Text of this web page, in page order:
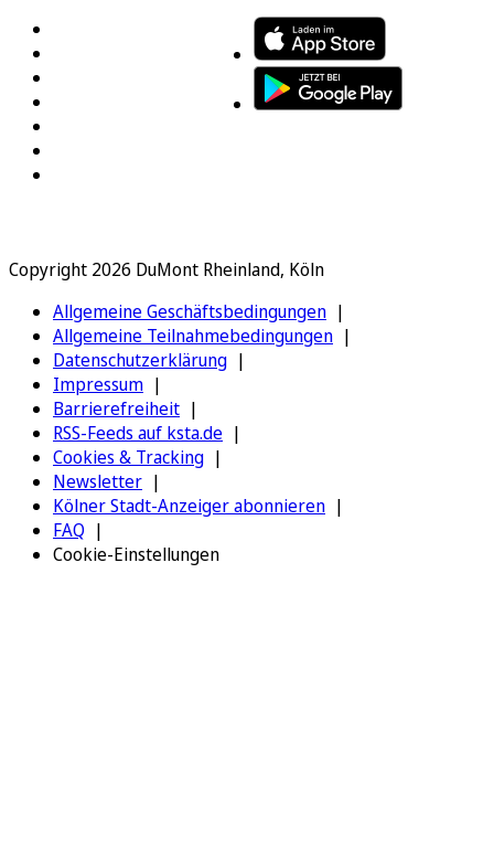
Copyright 2026 DuMont Rheinland, Köln
Allgemeine Geschäftsbedingungen
Allgemeine Teilnahmebedingungen
Datenschutzerklärung
Impressum
Barrierefreiheit
RSS-Feeds auf ksta.de
Cookies & Tracking
Newsletter
Kölner Stadt-Anzeiger abonnieren
FAQ
Cookie-Einstellungen